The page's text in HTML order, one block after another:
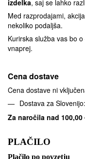
izdelka, saj se lahko
Med razprodajami,
nekoliko podaljša.
Kurirska služba vas bo
vnaprej.
Cena dostave
Cena dostave ni
Dostava za Slovenijo:
Za naročila nad
PLAČILO
Plačilo po povzetju